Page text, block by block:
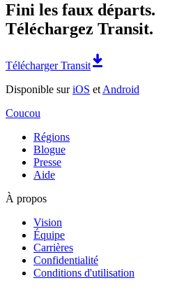
Fini les faux départs.
Téléchargez Transit.
Télécharger Transit
Disponible suriOS et Android
Coucou
Régions
Blogue
Presse
Aide
À propos
Vision
Équipe
Carrières
Confidentialité
Conditions d'utilisation